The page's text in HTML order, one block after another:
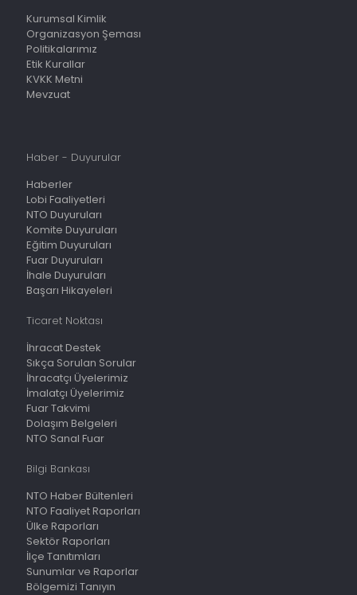
Kurumsal Kimlik
Organizasyon Şeması
Politikalarımız
Etik Kurallar
KVKK Metni
Mevzuat
Haber - Duyurular
Haberler
Lobi Faaliyetleri
NTO Duyuruları
Komite Duyuruları
Eğitim Duyuruları
Fuar Duyuruları
İhale Duyuruları
Başarı Hikayeleri
Ticaret Noktası
İhracat Destek
Sıkça Sorulan Sorular
İhracatçı Üyelerimiz
İmalatçı Üyelerimiz
Fuar Takvimi
Dolaşım Belgeleri
NTO Sanal Fuar
Bilgi Bankası
NTO Haber Bültenleri
NTO Faaliyet Raporları
Ülke Raporları
Sektör Raporları
İlçe Tanıtımları
Sunumlar ve Raporlar
Bölgemizi Tanıyın